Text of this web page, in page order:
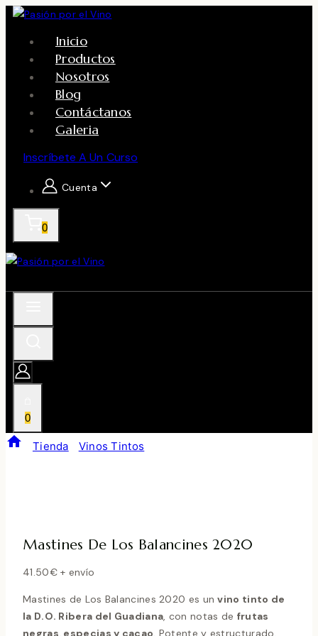
Skip
content
Inicio
Productos
Nosotros
Blog
Contáctanos
Galeria
Inscríbete A Un Curso
Cuenta
0
0
Tienda Vinos Tintos
Mastines De Los Balancines 2020
41.50€ + envío
Mastines de Los Balancines 2020 es unvino tinto de
la D.O. Ribera del Guadiana, con notas de frutas
negras, especias y cacao. Potente y estructurado,